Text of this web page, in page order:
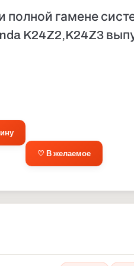
полной гамене
K24Z2,K24Z3
♡ В желаемое